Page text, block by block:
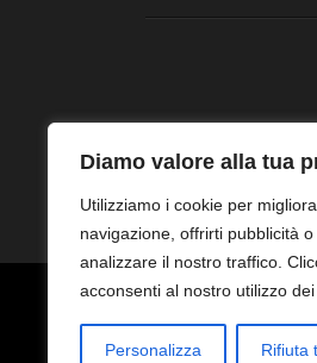
Diamo valore alla tua
Utilizziamo i cookie per
navigazione, offrirti pubblicità
analizzare il nostro traffico.
acconsenti al nostro utilizzo dei
Personalizza Rifiuta